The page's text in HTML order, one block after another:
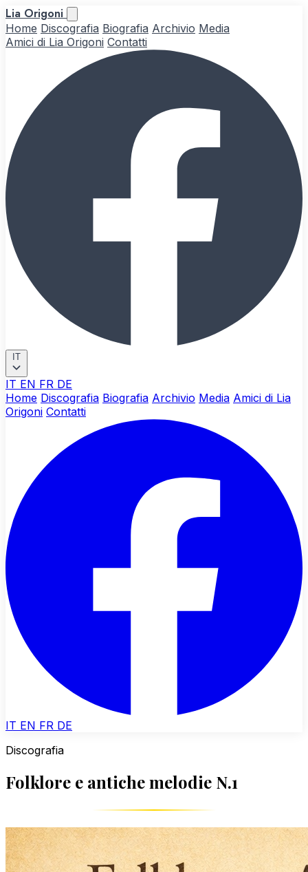
Lia Origoni
Home Discografia Biografia Archivio Media
Amici di Lia Origoni Contatti
IT
IT EN FR DE
Home Discografia Biografia Archivio Media Amici di Lia
Origoni Contatti
IT EN FR DE
Discografia
Folklore e antiche melodie N.1